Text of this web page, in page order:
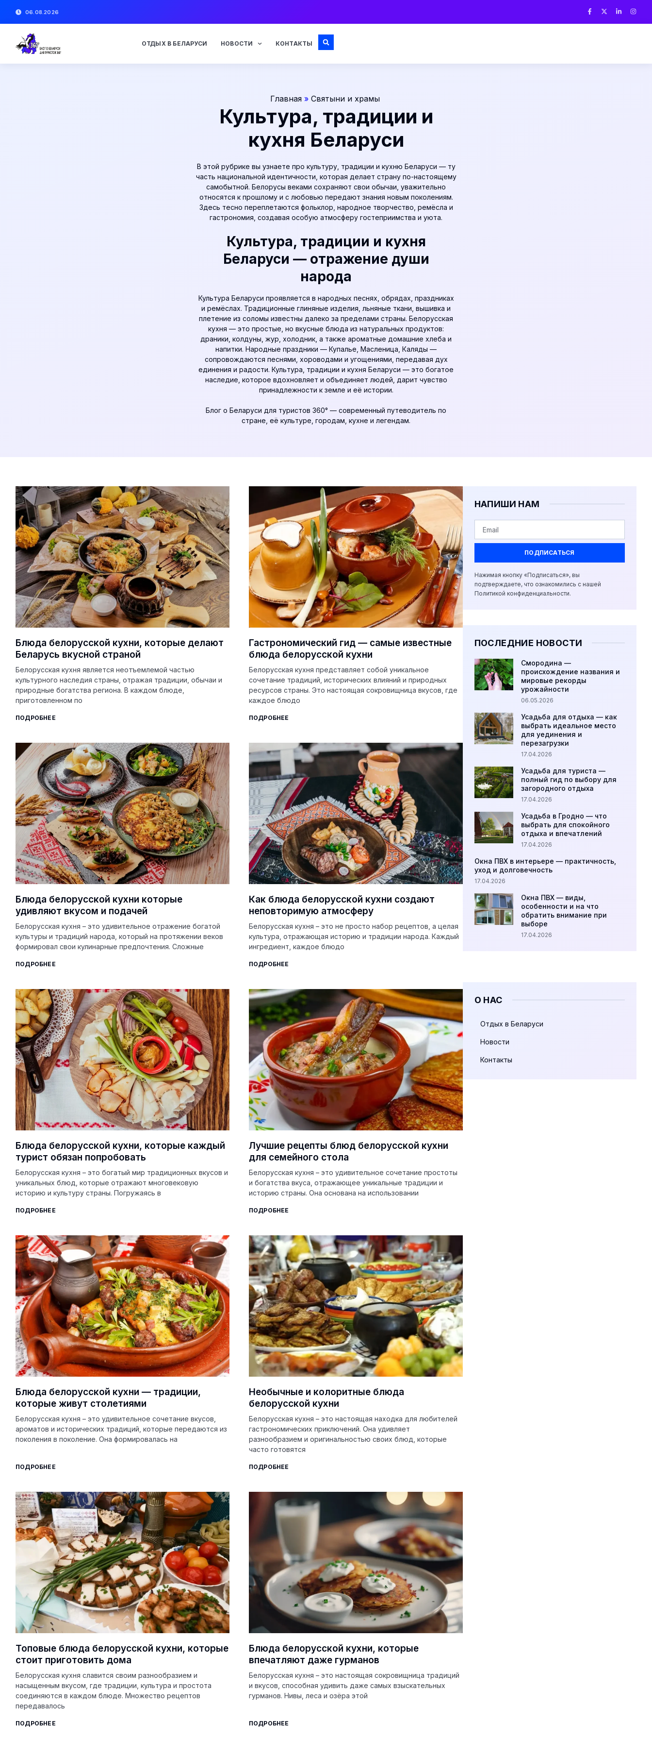
06.08.2026
ОТДЫХ В БЕЛАРУСИ НОВОСТИ КОНТАКТЫ
Главная » Святыни и храмы
Культура, традиции и
кухня Беларуси
В этой рубрике вы узнаете про культуру, традиции и кухню Беларуси — ту
часть национальной идентичности, которая делает страну по-настоящему
самобытной. Белорусы веками сохраняют свои обычаи, уважительно
относятся к прошлому и с любовью передают знания новым поколениям.
Здесь тесно переплетаются фольклор, народное творчество, ремёсла и
гастрономия, создавая особую атмосферу гостеприимства и уюта.
Культура, традиции и кухня
Беларуси — отражение души
народа
Культура Беларуси проявляется в народных песнях, обрядах, праздниках
и ремёслах. Традиционные глиняные изделия, льняные ткани, вышивка и
плетение из соломы известны далеко за пределами страны. Белорусская
кухня — это простые, но вкусные блюда из натуральных продуктов:
драники, колдуны, жур, холодник, а также ароматные домашние хлеба и
напитки. Народные праздники — Купалье, Масленица, Каляды —
сопровождаются песнями, хороводами и угощениями, передавая дух
единения и радости. Культура, традиции и кухня Беларуси — это богатое
наследие, которое вдохновляет и объединяет людей, дарит чувство
принадлежности к земле и её истории.
Блог о Беларуси для туристов 360° — современный путеводитель по
стране, её культуре, городам, кухне и легендам.
Блюда белорусской кухни, которые делают
Беларусь вкусной страной
Белорусская кухня является неотъемлемой частью
культурного наследия страны, отражая традиции, обычаи и
природные богатства региона. В каждом блюде,
приготовленном по
ПОДРОБНЕЕ
Гастрономический гид — самые известные
блюда белорусской кухни
Белорусская кухня представляет собой уникальное
сочетание традиций, исторических влияний и природных
ресурсов страны. Это настоящая сокровищница вкусов, где
каждое блюдо
ПОДРОБНЕЕ
Блюда белорусской кухни которые
удивляют вкусом и подачей
Белорусская кухня – это удивительное отражение богатой
культуры и традиций народа, который на протяжении веков
формировал свои кулинарные предпочтения. Сложные
ПОДРОБНЕЕ
Как блюда белорусской кухни создают
неповторимую атмосферу
Белорусская кухня – это не просто набор рецептов, а целая
культура, отражающая историю и традиции народа. Каждый
ингредиент, каждое блюдо
ПОДРОБНЕЕ
Блюда белорусской кухни, которые каждый
турист обязан попробовать
Белорусская кухня – это богатый мир традиционных вкусов и
уникальных блюд, которые отражают многовековую
историю и культуру страны. Погружаясь в
ПОДРОБНЕЕ
Лучшие рецепты блюд белорусской кухни
для семейного стола
Белорусская кухня – это удивительное сочетание простоты
и богатства вкуса, отражающее уникальные традиции и
историю страны. Она основана на использовании
ПОДРОБНЕЕ
Блюда белорусской кухни — традиции,
которые живут столетиями
Белорусская кухня – это удивительное сочетание вкусов,
ароматов и исторических традиций, которые передаются из
поколения в поколение. Она формировалась на
ПОДРОБНЕЕ
Необычные и колоритные блюда
белорусской кухни
Белорусская кухня – это настоящая находка для любителей
гастрономических приключений. Она удивляет
разнообразием и оригинальностью своих блюд, которые
часто готовятся
ПОДРОБНЕЕ
Топовые блюда белорусской кухни, которые
стоит приготовить дома
Белорусская кухня славится своим разнообразием и
насыщенным вкусом, где традиции, культура и простота
соединяются в каждом блюде. Множество рецептов
передавалось
ПОДРОБНЕЕ
Блюда белорусской кухни, которые
впечатляют даже гурманов
Белорусская кухня – это настоящая сокровищница традиций
и вкусов, способная удивить даже самых взыскательных
гурманов. Нивы, леса и озёра этой
ПОДРОБНЕЕ
НАПИШИ НАМ
ПОДПИСАТЬСЯ
Нажимая кнопку «Подписаться», вы
подтверждаете, что ознакомились с нашей
Политикой конфиденциальности.
ПОСЛЕДНИЕ НОВОСТИ
Смородина —
происхождение названия и
мировые рекорды
урожайности
06.05.2026
Усадьба для отдыха — как
выбрать идеальное место
для уединения и
перезагрузки
17.04.2026
Усадьба для туриста —
полный гид по выбору для
загородного отдыха
17.04.2026
Усадьба в Гродно — что
выбрать для спокойного
отдыха и впечатлений
17.04.2026
Окна ПВХ в интерьере — практичность,
уход и долговечность
17.04.2026
Окна ПВХ — виды,
особенности и на что
обратить внимание при
выборе
17.04.2026
О НАС
Отдых в Беларуси
Новости
Контакты